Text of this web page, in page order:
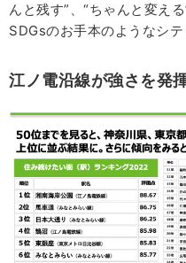
んと残す”、“ちゃんと変え
SDGsのお手本のようなシテ
江ノ電沿線が強さを発